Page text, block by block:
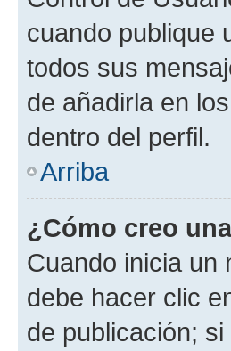
cuando publique
todos sus
de añadirla en
dentro del perfil.
Arriba
¿Cómo creo
Cuando inicia un
debe hacer clic
de publicación;